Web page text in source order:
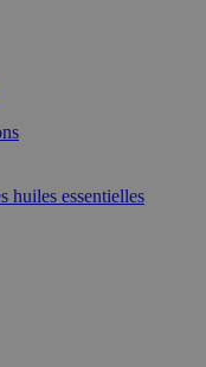
huiles essentielles